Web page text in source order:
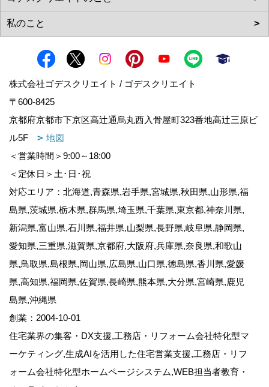
株式会社ゴデスクリエイト / ゴデスクリエイト
〒600-8425
京都府京都市下京区高辻通烏丸西入骨屋町323番地高辻三原ビ
ル5F
地図
＜営業時間＞9:00～18:00
＜定休日＞土･日･祝
対応エリア：北海道,青森県,岩手県,宮城県,秋田県,山形県,福
島県,茨城県,栃木県,群馬県,埼玉県,千葉県,東京都,神奈川県,
新潟県,富山県,石川県,福井県,山梨県,長野県,岐阜県,静岡県,
愛知県,三重県,滋賀県,京都府,大阪府,兵庫県,奈良県,和歌山
県,鳥取県,島根県,岡山県,広島県,山口県,徳島県,香川県,愛媛
県,高知県,福岡県,佐賀県,長崎県,熊本県,大分県,宮崎県,鹿児
島県,沖縄県
創業：2004-10-01
住宅業界の集客・DX支援,工務店・リフォーム会社特化型マ
ーケティング,生成AIを活用した住宅営業支援,工務店・リフ
ォーム会社特化型ホームページシステム,WEB担当者教育・